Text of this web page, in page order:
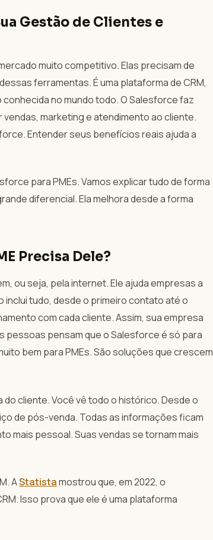
Gestão de Clientes e
muito competitivo. Elas precisam de
ferramentas. É uma plataforma de CRM,
no mundo todo. O Salesforce faz
marketing e atendimento ao cliente.
Entender seus benefícios reais ajuda a
para PMEs. Vamos explicar tudo de forma
diferencial. Ela melhora desde a forma
Precisa Dele?
ou seja, pela internet. Ele ajuda empresas a
tudo, desde o primeiro contato até o
com cada cliente. Assim, sua empresa
pessoas pensam que o Salesforce é só para
bem para PMEs. São soluções que crescem
cliente. Você vê todo o histórico. Desde o
de pós-venda. Todas as informações ficam
mais pessoal. Suas vendas se tornam mais
AStatistamostrou que, em 2022, o
Isso prova que ele é uma plataforma